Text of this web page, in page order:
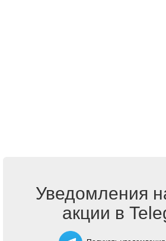
Уведомления
акции в